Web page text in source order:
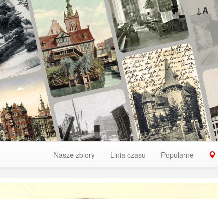
↓A
Nasze zbiory Linia czasu Popularne